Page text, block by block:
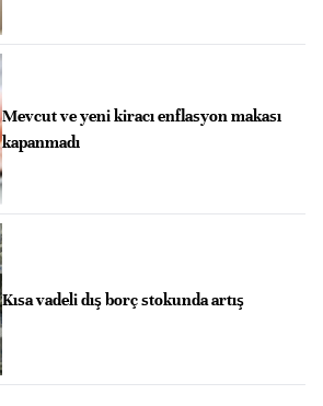
Mevcut ve yeni kiracı enflasyon makası
kapanmadı
Kısa vadeli dış borç stokunda artış